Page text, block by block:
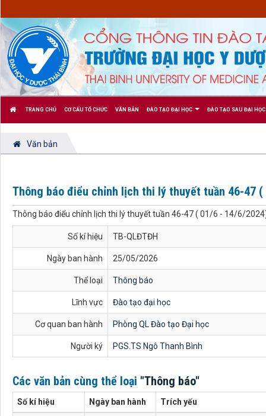
TRANG CHỦ CƠ CẤU TỔ CHỨC VĂN BẢN ĐÀO TẠO ĐẠI HỌC ĐÀO TẠO SAU ĐẠI HỌC
Văn bản
Thông báo điểu chỉnh lịch thi lý thuyết tuần 46-47
Thông báo điểu chỉnh lịch thi lý thuyết tuần 46-47 ( 01/6 - 14/6/
Số kí hiệu TB-QLĐTĐH
Ngày ban hành 25/05/2026
Thể loại Thông báo
Lĩnh vực Đào tạo đại học
Cơ quan ban hành Phòng QL Đào tạo Đại học
Người ký PGS.TS Ngô Thanh Bình
Các văn bản cùng thể loại "Thông báo"
Số kí hiệu Ngày ban hành Trích yếu